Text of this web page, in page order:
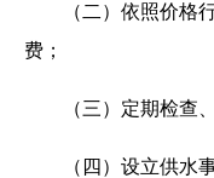
（二）依照价格
费；
（三）定期检查
（四）设立供水